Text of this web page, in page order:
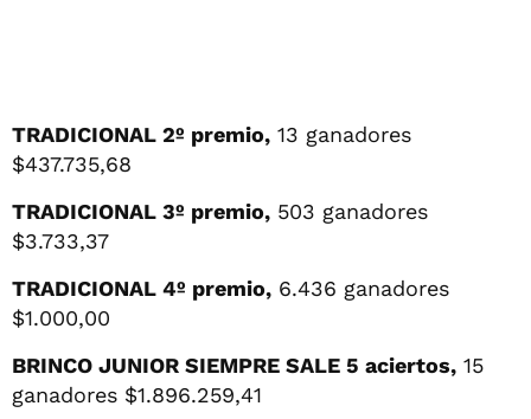
TRADICIONAL 2º premio, 13 ganadores
$437.735,68
TRADICIONAL 3º premio, 503 ganadores
$3.733,37
TRADICIONAL 4º premio, 6.436 ganadores
$1.000,00
BRINCO JUNIOR SIEMPRE SALE 5 aciertos, 15
ganadores $1.896.259,41